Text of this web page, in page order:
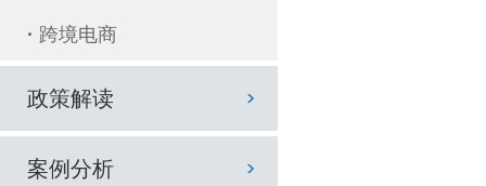
· 跨境电商
政策解读
案例分析